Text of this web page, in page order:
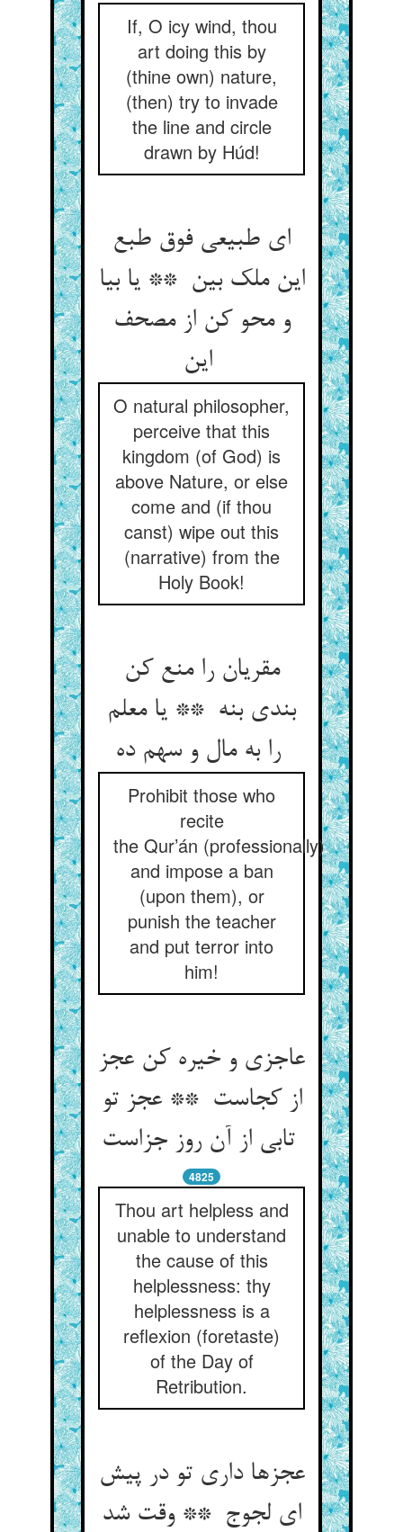
If, O icy wind, thou
art doing this by
(thine own) nature,
(then) try to invade
the line and circle
drawn by Húd!
ای طبیعی فوق طبع
این ملک بین ** یا بیا
و محو کن از مصحف
O natural philosopher,
perceive that this
kingdom (of God) is
above Nature, or else
come and (if thou
canst) wipe out this
(narrative) from the
Holy Book!
مقریان را منع کن
بندی بنه ** یا معلم
Prohibit those who
recite
the Qur’án (professionally)
and impose a ban
(upon them), or
punish the teacher
and put terror into
him!
عاجزی و خیره کن عجز
از کجاست ** عجز تو
تابی از آن روز جزاست
4825
Thou art helpless and
unable to understand
the cause of this
helplessness: thy
helplessness is a
reflexion (foretaste)
of the Day of
Retribution.
عجزها داری تو در پیش
ای لجوج ** وقت شد